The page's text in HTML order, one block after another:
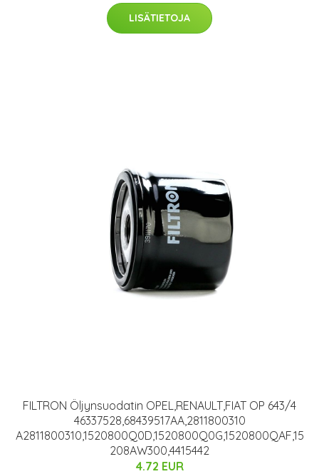
LISÄTIETOJA
FILTRON Öljynsuodatin OPEL,RENAULT,FIAT OP 643/4
46337528,68439517AA,2811800310
A2811800310,1520800Q0D,1520800Q0G,1520800QAF,15
208AW300,4415442
4.72 EUR